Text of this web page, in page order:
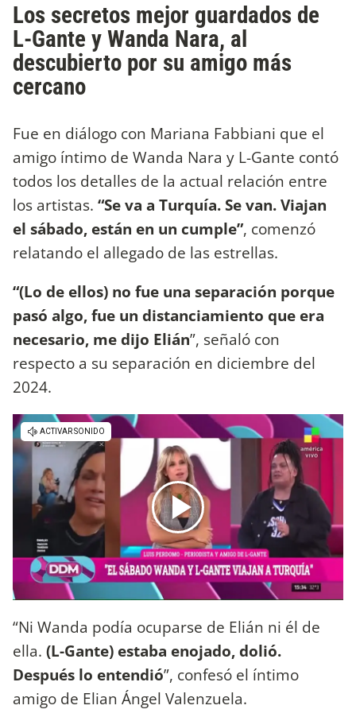
Los secretos mejor guardados de
L-Gante y Wanda Nara, al
descubierto por su amigo más
cercano
Fue en diálogo con Mariana Fabbiani que el
amigo íntimo de Wanda Nara y L-Gante contó
todos los detalles de la actual relación entre
los artistas. “Se va a Turquía. Se van. Viajan
el sábado, están en un cumple”, comenzó
relatando el allegado de las estrellas.
“(Lo de ellos) no fue una separación porque
pasó algo, fue un distanciamiento que era
necesario, me dijo Elián”, señaló con
respecto a su separación en diciembre del
2024.
“Ni Wanda podía ocuparse de Elián ni él de
ella. (L-Gante) estaba enojado, dolió.
Después lo entendió”, confesó el íntimo
amigo de Elian Ángel Valenzuela.